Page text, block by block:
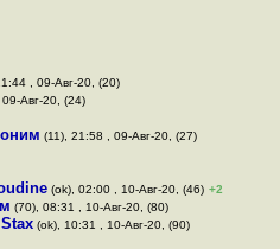
, 09-Авг-20, (20)
Авг-20, (24)
(11), 21:58 , 09-Авг-20, (27)
(ok), 02:00 , 10-Авг-20, (46) +2
(70), 08:31 , 10-Авг-20, (80)
Stax (ok), 10:31 , 10-Авг-20, (90)